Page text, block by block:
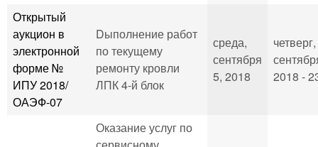
Открытый
аукцион в
электронной
форме №
ИПУ 2018/
ОАЭФ-07
Dыполнение работ
по текущему
ремонту кровли
ЛПК 4-й блок
среда,
сентября
5, 2018
четверг,
2018 -
Оказание услуг по